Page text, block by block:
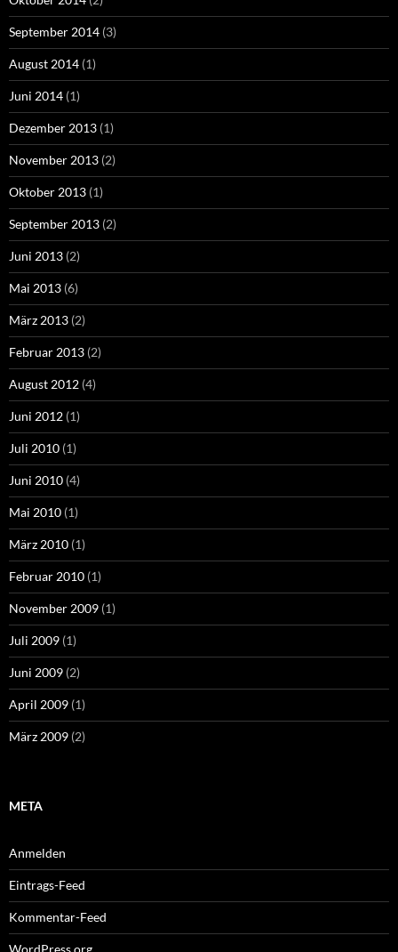
September 2014 (3)
August 2014 (1)
Juni 2014 (1)
Dezember 2013 (1)
November 2013 (2)
Oktober 2013 (1)
September 2013 (2)
Juni 2013 (2)
Mai 2013 (6)
März 2013 (2)
Februar 2013 (2)
August 2012 (4)
Juni 2012 (1)
Juli 2010 (1)
Juni 2010 (4)
Mai 2010 (1)
März 2010 (1)
Februar 2010 (1)
November 2009 (1)
Juli 2009 (1)
Juni 2009 (2)
April 2009 (1)
März 2009 (2)
META
Anmelden
Eintrags-Feed
Kommentar-Feed
WordPress.org